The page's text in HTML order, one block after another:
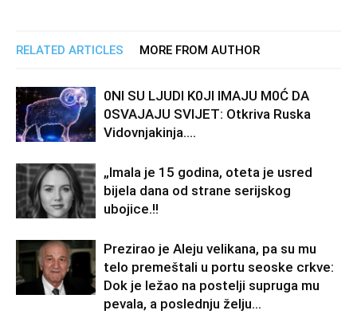
RELATED ARTICLES MORE FROM AUTHOR
0Nl SU LJUDl K0Jl lMAJU M0Ć DA
0SVAJAJU SVlJET: Otkriva Ruska
Vidovnjakinja….
„Imala je 15 godina, oteta je usred
bijela dana od strane serijskog
ubojice.!!
Prezirao je Aleju velikana, pa su mu
telo premeštali u portu seoske crkve:
Dok je ležao na postelji supruga mu
pevala, a poslednju želju...